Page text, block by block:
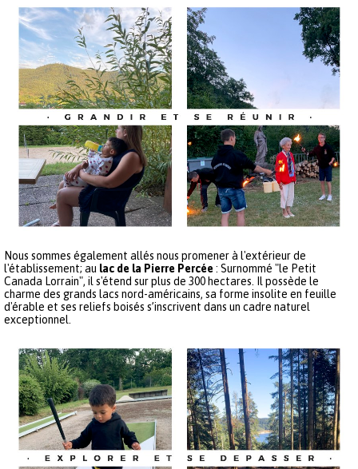
Nous sommes également allés nous promener à l'extérieur de
l'établissement; aulac de la Pierre Percée: Surnommé "le Petit
Canada Lorrain", il s'étend sur plus de 300 hectares. Il possède le
charme des grands lacs nord-américains, sa forme insolite en feuille
d'érable et ses reliefs boisés s’inscrivent dans un cadre naturel
exceptionnel.